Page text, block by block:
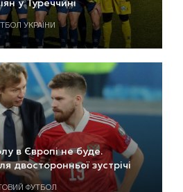
у Туреччині
УКРАЇНИ
в Європі не буде.
двосторонньої зустрічі
ФУТБОЛ